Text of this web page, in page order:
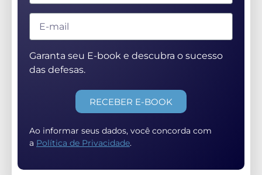
Garanta seu E-book e descubra o sucesso
das defesas.
RECEBER E-BOOK
Ao informar seus dados, você concorda com
a Política de Privacidade.